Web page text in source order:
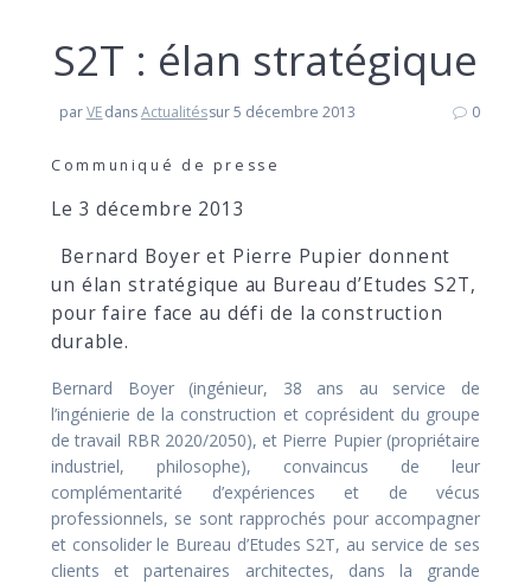
S2T : élan stratégique
parVEdansActualitéssur 5 décembre 2013 0
Communiqué de presse
Le 3 décembre 2013
Bernard Boyer et Pierre Pupier donnent
un élan stratégique au Bureau d’Etudes S2T,
pour faire face au défi de la construction
durable.
Bernard Boyer (ingénieur, 38 ans au service de
l’ingénierie de la construction et coprésident du groupe
de travail RBR 2020/2050), et Pierre Pupier (propriétaire
industriel, philosophe), convaincus de leur
complémentarité d’expériences et de vécus
professionnels, se sont rapprochés pour accompagner
et consolider le Bureau d’Etudes S2T, au service de ses
clients et partenaires architectes, dans la grande